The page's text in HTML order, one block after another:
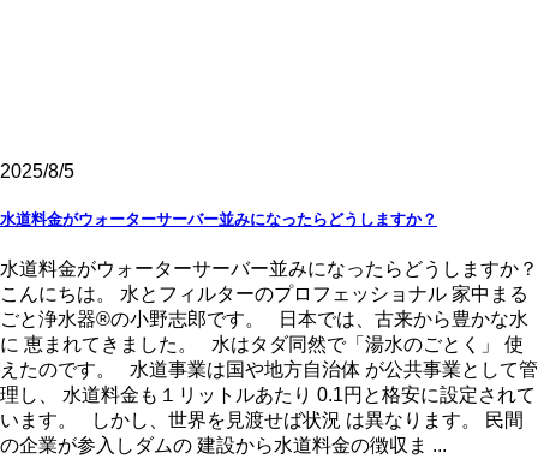
2025/8/5
水道料金がウォーターサーバー並みになったらどうしますか？
水道料金がウォーターサーバー並みになったらどうしますか？
こんにちは。 水とフィルターのプロフェッショナル 家中まる
ごと浄水器®の小野志郎です。 日本では、古来から豊かな水
に 恵まれてきました。 水はタダ同然で「湯水のごとく」 使
えたのです。 水道事業は国や地方自治体 が公共事業として管
理し、 水道料金も１リットルあたり 0.1円と格安に設定されて
います。 しかし、世界を見渡せば状況 は異なります。 民間
の企業が参入しダムの 建設から水道料金の徴収ま ...